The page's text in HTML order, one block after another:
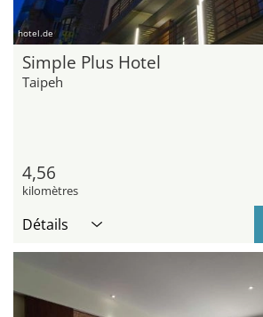
hotel.de
Simple Plus Hotel
Taipeh
4,56
kilomètres
Détails